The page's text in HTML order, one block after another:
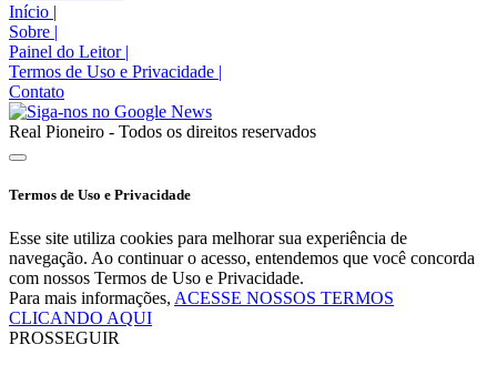
Início |
Sobre |
Painel do Leitor |
Termos de Uso e Privacidade |
Contato
Real Pioneiro - Todos os direitos reservados
Termos de Uso e Privacidade
Esse site utiliza cookies para melhorar sua experiência de
navegação. Ao continuar o acesso, entendemos que você concorda
com nossos Termos de Uso e Privacidade.
Para mais informações, ACESSE NOSSOS TERMOS
CLICANDO AQUI
PROSSEGUIR